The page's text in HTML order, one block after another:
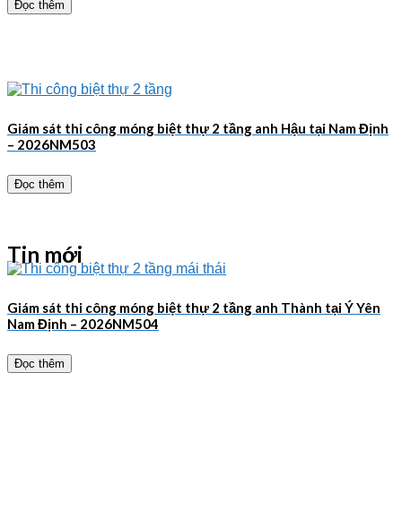
Đọc thêm
Giám sát thi công móng biệt thự 2 tầng anh Hậu tại Nam Định
– 2026NM503
Đọc thêm
Giám sát thi công móng biệt thự 2 tầng anh Thành tại Ý Yên
Nam Định – 2026NM504
Đọc thêm
Tin mới